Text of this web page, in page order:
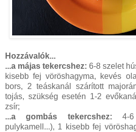
Hozzávalók...
...a májas tekercshez: 6-8 szelet
kisebb fej vöröshagyma, kevés
bors, 2 teáskanál szárított
tojás, szükség esetén 1-2
zsír;
...a gombás tekercshez: 4-
pulykamell...), 1 kisebb fej